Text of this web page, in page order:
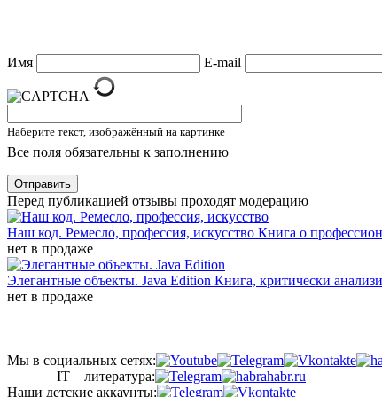
Имя E-mail
Наберите текст, изображённый на картинке
Все поля обязательны к заполнению
Отправить
Перед публикацией отзывы проходят модерацию
Наш код. Ремесло, профессия, искусство Книга о
нет в продаже
Элегантные объекты. Java Edition Книга, критически
нет в продаже
Мы в социальных сетях:
IT – литература:
Наши детские аккаунты: